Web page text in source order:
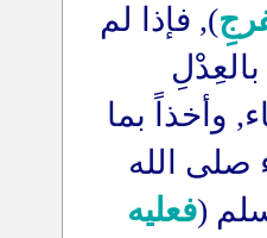
), فإذا لم
وأخذاً بما
صلى الله
(فعليه